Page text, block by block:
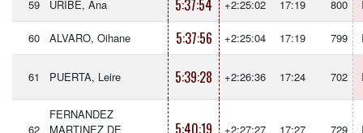
59 URIBE, Ana 5:37:54 +2:25:02 17:19 800
60 ALVARO, Oihane 5:37:56 +2:25:04 17:19 799
61 PUERTA, Leire 5:39:28 +2:26:36 17:24 702
62
FERNANDEZ
MARTINEZ DE
5:40:19 +2:27:27 17:27 729